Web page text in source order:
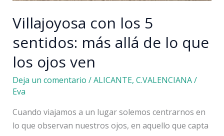
Villajoyosa con los 5
sentidos: más allá de lo que
los ojos ven
Deja un comentario /ALICANTE, C.VALENCIANA/
Eva
Cuando viajamos a un lugar solemos centrarnos en
lo que observan nuestros ojos, en aquello que capta